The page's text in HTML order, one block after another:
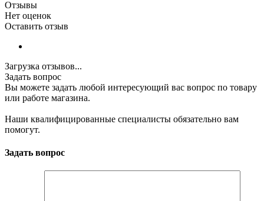
Отзывы
Нет оценок
Оставить отзыв
Загрузка отзывов...
Задать вопрос
Вы можете задать любой интересующий вас вопрос по товару
или работе магазина.
Наши квалифицированные специалисты обязательно вам
помогут.
Задать вопрос